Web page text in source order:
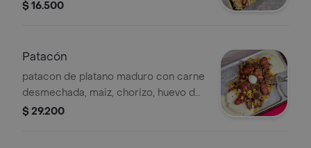
queso gratinado, salsas, huevo de
$ 16.500
Patacón
patacon de platano maduro con carne
desmechada, maiz, chorizo, huevo de
codorniz cebolla opcional
$ 29.200